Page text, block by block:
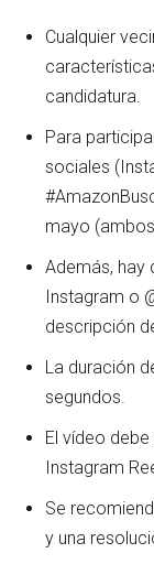
Cualquier
candidatura.
Para
sociales
mayo
Además, hay
Instagram o
descripción
La duración
segundos.
El vídeo
Instagram
Se
y una